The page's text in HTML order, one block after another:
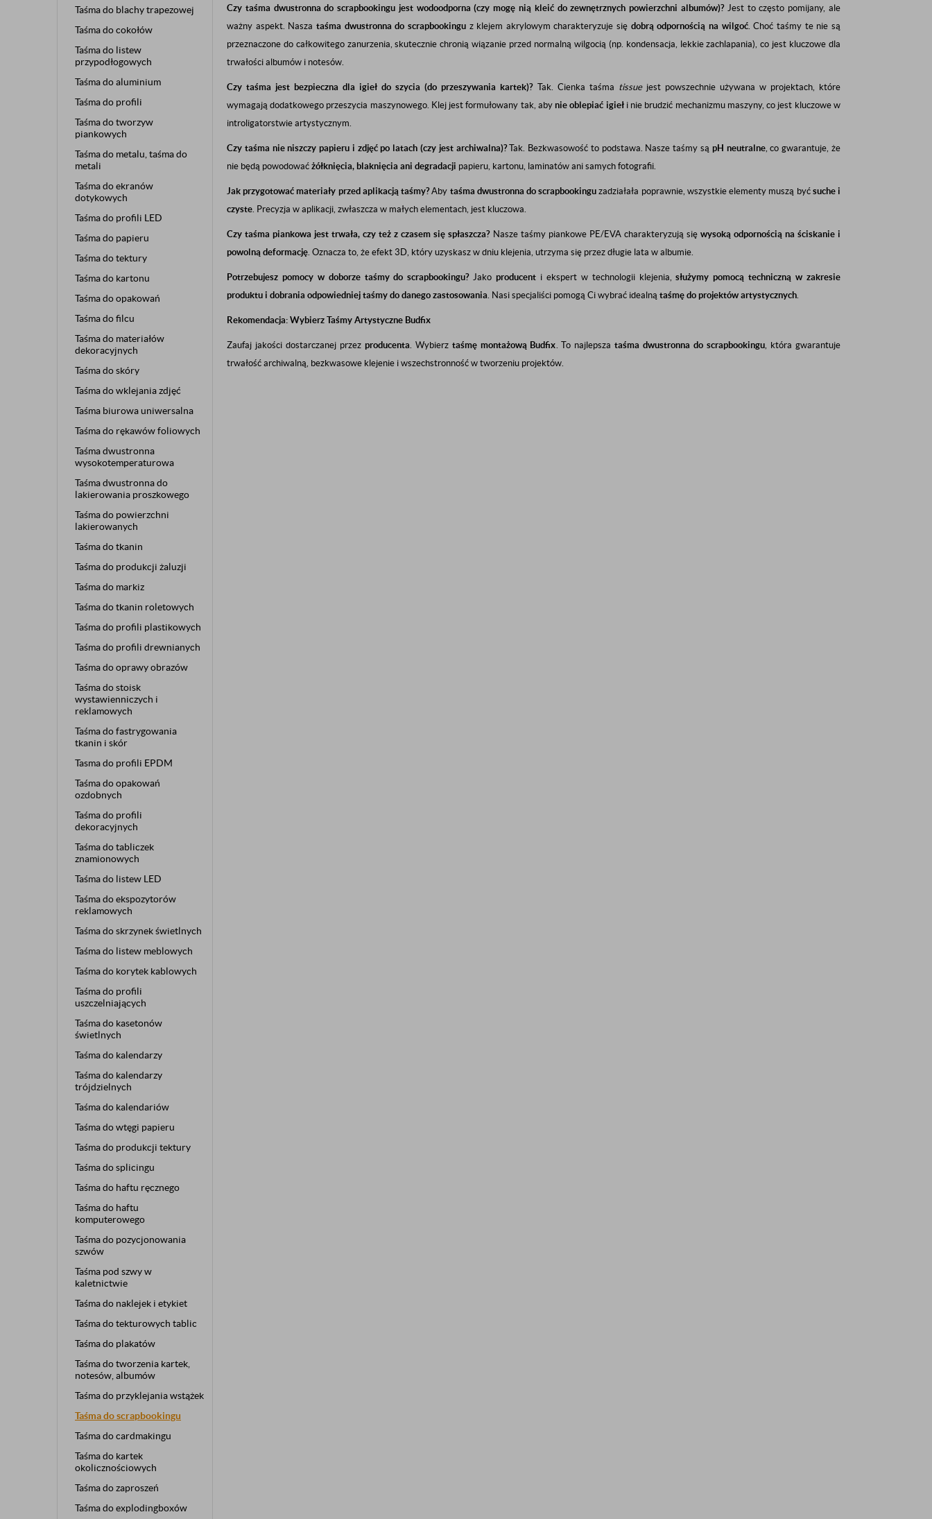
Taśma do blachy trapezowej
Taśma do cokołów
Taśma do listew
przypodłogowych
Taśma do aluminium
Taśma do profili
Taśma do tworzyw
piankowych
Taśma do metalu, taśma do
metali
Taśma do ekranów
dotykowych
Taśma do profili LED
Taśma do papieru
Taśma do tektury
Taśma do kartonu
Taśma do opakowań
Taśma do filcu
Taśma do materiałów
dekoracyjnych
Taśma do skóry
Taśma do wklejania zdjęć
Taśma biurowa uniwersalna
Taśma do rękawów foliowych
Taśma dwustronna
wysokotemperaturowa
Taśma dwustronna do
lakierowania proszkowego
Taśma do powierzchni
lakierowanych
Taśma do tkanin
Taśma do produkcji żaluzji
Taśma do markiz
Taśma do tkanin roletowych
Taśma do profili plastikowych
Taśma do profili drewnianych
Taśma do oprawy obrazów
Taśma do stoisk
wystawienniczych i
reklamowych
Taśma do fastrygowania
tkanin i skór
Tasma do profili EPDM
Taśma do opakowań
ozdobnych
Taśma do profili
dekoracyjnych
Taśma do tabliczek
znamionowych
Taśma do listew LED
Taśma do ekspozytorów
reklamowych
Taśma do skrzynek świetlnych
Taśma do listew meblowych
Taśma do korytek kablowych
Taśma do profili
uszczelniających
Taśma do kasetonów
świetlnych
Taśma do kalendarzy
Taśma do kalendarzy
trójdzielnych
Taśma do kalendariów
Taśma do wtęgi papieru
Taśma do produkcji tektury
Taśma do splicingu
Taśma do haftu ręcznego
Taśma do haftu
komputerowego
Taśma do pozycjonowania
szwów
Taśma pod szwy w
kaletnictwie
Taśma do naklejek i etykiet
Taśma do tekturowych tablic
Taśma do plakatów
Taśma do tworzenia kartek,
notesów, albumów
Taśma do przyklejania wstążek
Taśma do scrapbookingu
Taśma do cardmakingu
Taśma do kartek
okolicznościowych
Taśma do zaproszeń
Taśma do explodingboxów
Czy taśma dwustronna do scrapbookingu jest wodoodporna (czy mogę nią kleić do zewnętrznych powierzchni albumów)?Jest to często pomijany, ale
ważny aspekt. Nasza taśma dwustronna do scrapbookinguz klejem akrylowym charakteryzuje się dobrą odpornością na wilgoć. Choć taśmy te nie są
przeznaczone do całkowitego zanurzenia, skutecznie chronią wiązanie przed normalną wilgocią (np. kondensacja, lekkie zachlapania), co jest kluczowe dla
trwałości albumów i notesów.
Czy taśma jest bezpieczna dla igieł do szycia (do przeszywania kartek)?Tak. Cienka taśma tissuejest powszechnie używana w projektach, które
wymagają dodatkowego przeszycia maszynowego. Klej jest formułowany tak, abynie oblepiać igiełi nie brudzić mechanizmu maszyny, co jest kluczowe w
introligatorstwie artystycznym.
Czy taśma nie niszczy papieru i zdjęć po latach (czy jest archiwalna)?Tak. Bezkwasowość to podstawa. Nasze taśmy są pH neutralne, co gwarantuje, że
nie będą powodować żółknięcia, blaknięcia ani degradacji papieru, kartonu, laminatów ani samych fotografii.
Jak przygotować materiały przed aplikacją taśmy?Aby taśma dwustronna do scrapbookingu zadziałała poprawnie, wszystkie elementy muszą być suche i
czyste. Precyzja w aplikacji, zwłaszcza w małych elementach, jest kluczowa.
Czy taśma piankowa jest trwała, czy też z czasem się spłaszcza?Nasze taśmy piankowe PE/EVA charakteryzują się wysoką odpornością na ściskanie i
powolną deformację. Oznacza to, że efekt 3D, który uzyskasz w dniu klejenia, utrzyma się przez długie lata w albumie.
Potrzebujesz pomocy w doborze taśmy do scrapbookingu?Jakoproducent i ekspert w technologii klejenia,służymy pomocą techniczną w zakresie
produktu i dobrania odpowiedniej taśmy do danego zastosowania. Nasi specjaliści pomogą Ci wybrać idealną taśmę do projektów artystycznych.
Rekomendacja: Wybierz Taśmy Artystyczne Budfix
Zaufaj jakości dostarczanej przez producenta. Wybierz taśmę montażową Budfix. To najlepszataśma dwustronna do scrapbookingu, która gwarantuje
trwałość archiwalną, bezkwasowe klejenie i wszechstronność w tworzeniu projektów.